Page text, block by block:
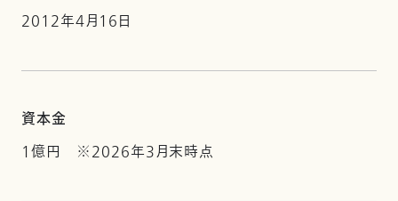
2012年4月16日
資本金
1億円 ※2026年3月末時点